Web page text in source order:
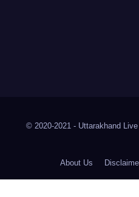
© 2020-2021 - Uttarakhand
About Us